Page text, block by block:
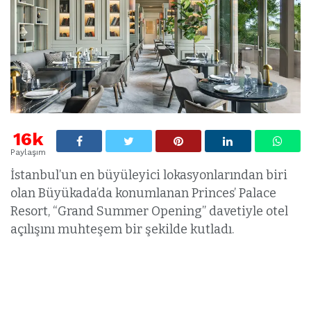
16k
Paylaşım
İstanbul’un en büyüleyici lokasyonlarından biri
olan Büyükada’da konumlanan Princes’ Palace
Resort, “Grand Summer Opening” davetiyle otel
açılışını muhteşem bir şekilde kutladı.